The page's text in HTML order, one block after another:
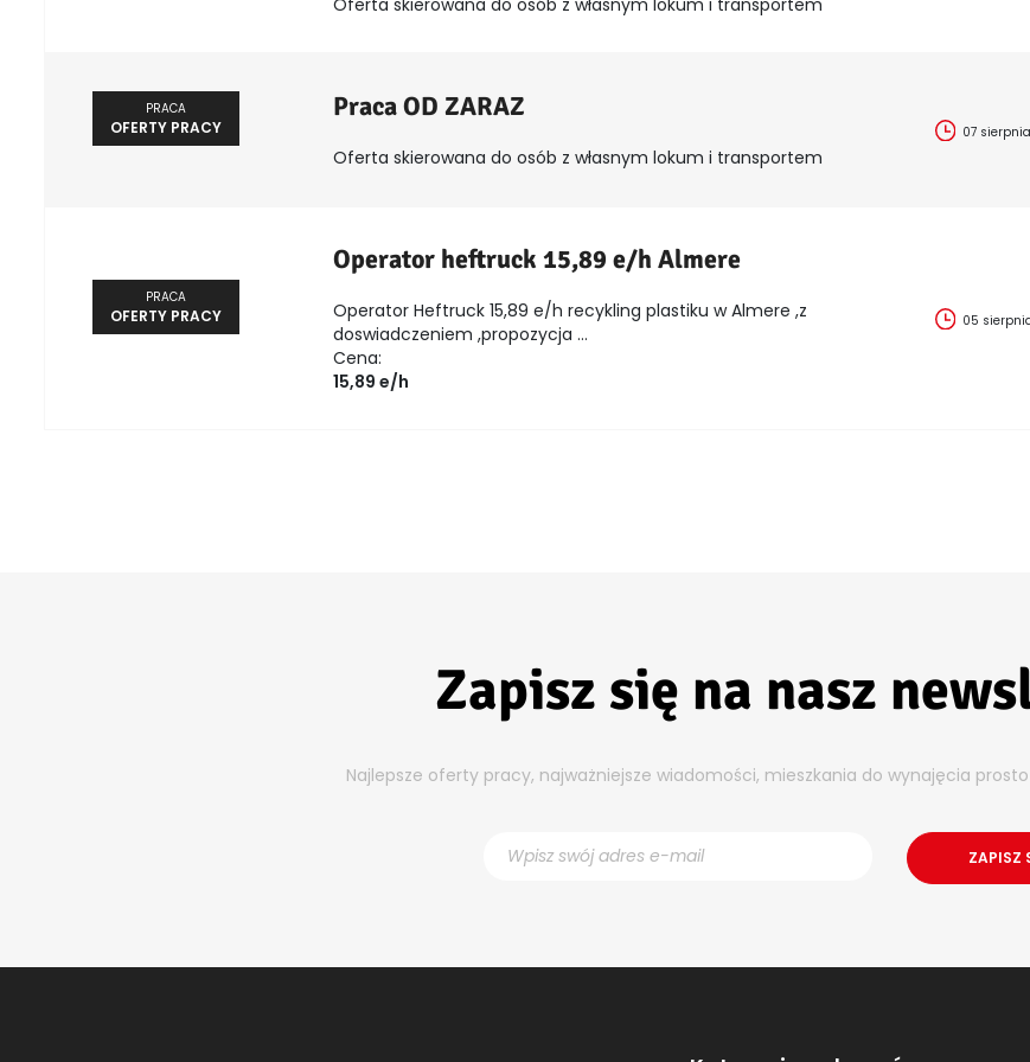
Oferta skierowana do osób z własnym lokum i transportem
PRACA
OFERTY PRACY
Praca OD ZARAZ
Oferta skierowana do osób z własnym lokum i transportem
07
PRACA
OFERTY PRACY
Operator heftruck 15,89 e/h Almere
Operator Heftruck 15,89 e/h recykling plastiku w Almere ,z
doswiadczeniem ,propozycja ...
Cena:
15,89 e/h
05
Zapisz się na nasz
Najlepsze oferty pracy, najważniejsze wiadomości, mieszkania do wynajęcia